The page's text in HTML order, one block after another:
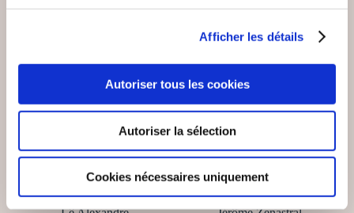
Afficher les détails
Autoriser tous les cookies
Autoriser la sélection
Cookies nécessaires uniquement
(0 avis)